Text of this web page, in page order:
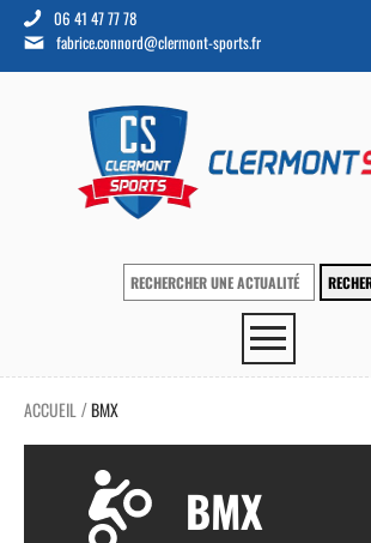
06 41 47 77 78
fabrice.connord@clermont-sports.fr
ACCUEIL /BMX
BMX